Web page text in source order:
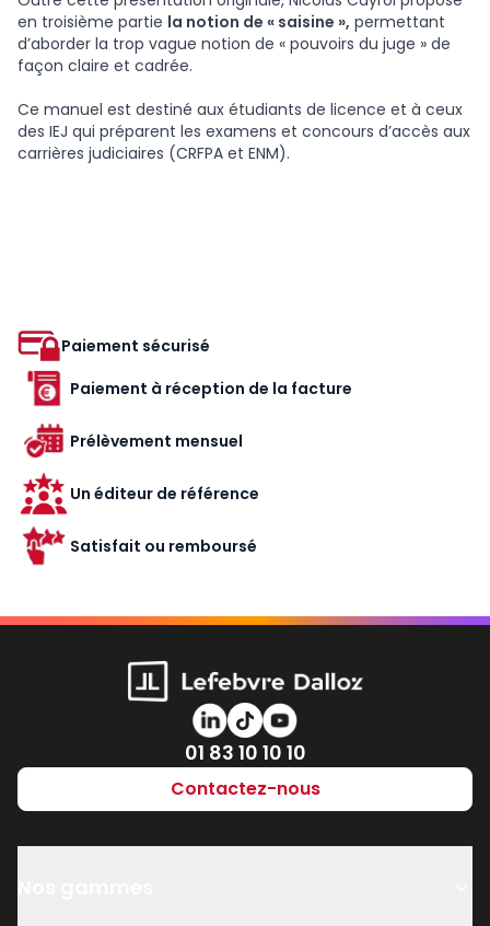
en troisième partie la notion de « saisine », permettant
d’aborder la trop vague notion de « pouvoirs du juge » de
façon claire et cadrée.
Ce manuel est destiné aux étudiants de licence et à ceux
des IEJ qui préparent les examens et concours d’accès aux
carrières judiciaires (CRFPA et ENM).
Paiement sécurisé
Paiement à réception de la facture
Prélèvement mensuel
Un éditeur de référence
Satisfait ou remboursé
Numéro de téléphone
01 83 10 10 10
Contactez-nous